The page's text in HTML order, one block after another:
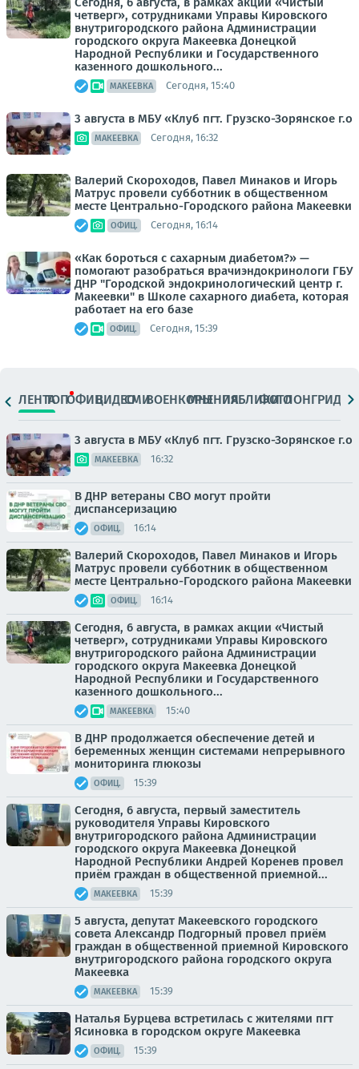
четверг», сотрудниками Управы Кировского
внутригородского района Администрации
городского округа Макеевка Донецкой
Народной Республики и Государственного
казенного дошкольного...
МАКЕЕВКА Сегодня, 15:40
3 августа в МБУ «Клуб пгт. Грузско-Зорянское г.о
МАКЕЕВКА Сегодня, 16:32
Валерий Скороходов, Павел Минаков и Игорь
Матрус провели субботник в общественном
месте Центрально-Городского района Макеевки
ОФИЦ. Сегодня, 16:14
«Как бороться с сахарным диабетом?» —
помогают разобраться врачиэндокринологи ГБУ
ДНР "Городской эндокринологический центр г.
Макеевки" в Школе сахарного диабета, которая
работает на его базе
ОФИЦ. Сегодня, 15:39
ЛЕНТАТОПОФИЦ.ВИДЕОСМИВОЕНКОРЫМНЕНИЯПАБЛИКИ
ФОТОЛОНГРИДЫ
3 августа в МБУ «Клуб пгт. Грузско-Зорянское г.о
МАКЕЕВКА 16:32
В ДНР ветераны СВО могут пройти
диспансеризацию
ОФИЦ. 16:14
Валерий Скороходов, Павел Минаков и Игорь
Матрус провели субботник в общественном
месте Центрально-Городского района Макеевки
ОФИЦ. 16:14
Сегодня, 6 августа, в рамках акции «Чистый
четверг», сотрудниками Управы Кировского
внутригородского района Администрации
городского округа Макеевка Донецкой
Народной Республики и Государственного
казенного дошкольного...
МАКЕЕВКА 15:40
В ДНР продолжается обеспечение детей и
беременных женщин системами непрерывного
мониторинга глюкозы
ОФИЦ. 15:39
Сегодня, 6 августа, первый заместитель
руководителя Управы Кировского
внутригородского района Администрации
городского округа Макеевка Донецкой
Народной Республики Андрей Коренев провел
приём граждан в общественной приемной...
МАКЕЕВКА 15:39
5 августа, депутат Макеевского городского
совета Александр Подгорный провел приём
граждан в общественной приемной Кировского
внутригородского района городского округа
Макеевка
МАКЕЕВКА 15:39
Наталья Бурцева встретилась с жителями пгт
Ясиновка в городском округе Макеевка
ОФИЦ. 15:39